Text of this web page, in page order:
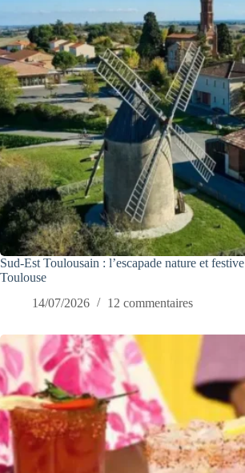
Sud-Est Toulousain : l’escapade nature et
Toulouse
14/07/2026
12 commentaires